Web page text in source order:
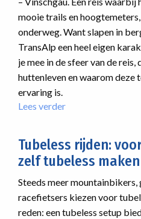
de
Dolomieten
mooie trails en
onderweg. Want slapen in
TransAlp een heel eigen
je mee in de sfeer van de reis,
huttenleven en waarom deze
ervaring is.
Lees verder
voor
de
TransAlp
Oberstdorf
–
Tubeless rijden:
zelf tubeless maken
Steeds meer mountainbikers,
racefietsers kiezen voor
reden: een tubeless setup